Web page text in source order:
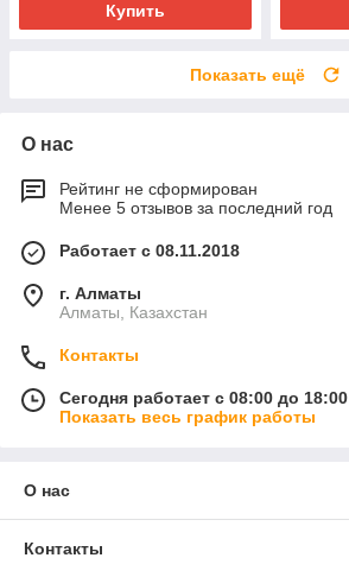
Купить
Показать ещё
О нас
Рейтинг не сформирован
Менее 5 отзывов за последний год
Работает с 08.11.2018
г. Алматы
Алматы, Казахстан
Контакты
Сегодня работает с 08:00 до 18:00
Показать весь график работы
О нас
Контакты